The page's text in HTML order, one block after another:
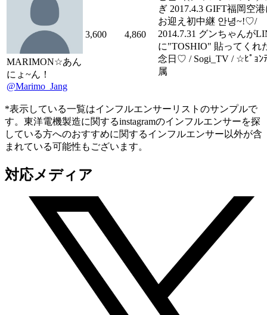
MARIMON☆あん
にょ~ん！
@Marimo_Jang
3,600 4,860
ぎ 2017.4.3 GIFT福岡空
お迎え初中継 안녕~!♡/
2014.7.31 グンちゃんが
に"TOSHIO" 貼ってくれ
念日♡ / Sogi_TV / ☆ﾋﾟｮﾝ
属
*表示している一覧はインフルエンサーリストのサンプルで
す。東洋電機製造に関するinstagramのインフルエンサーを探
している方へのおすすめに関するインフルエンサー以外が含
まれている可能性もございます。
対応メディア